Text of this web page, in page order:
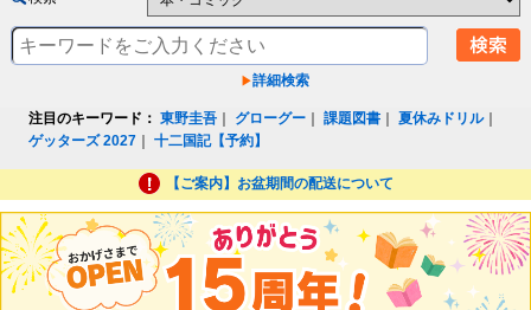
詳細検索
注目のキーワード： 東野圭吾 グローグー ｜課題図書 ｜夏休みドリル｜
ゲッターズ 2027 ｜十二国記【予約】
【ご案内】お盆期間の配送について